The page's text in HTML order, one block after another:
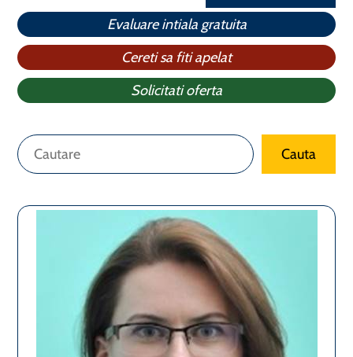
Evaluare intiala gratuita
Cereti sa fiti apelat
Solicitati oferta
Caută Cauta